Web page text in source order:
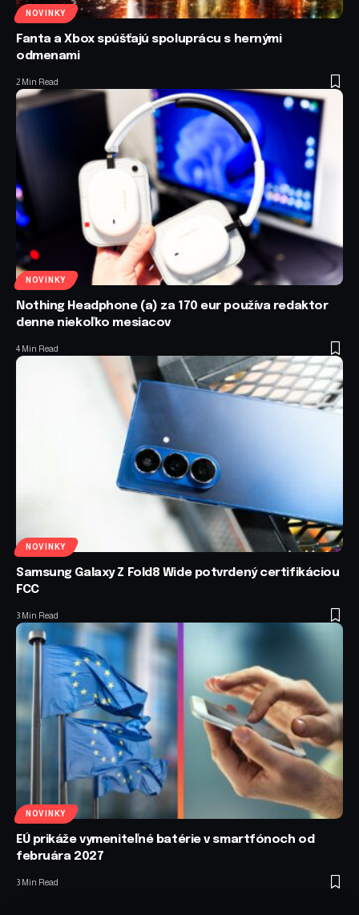
NOVINKY
Fanta a Xbox spúšťajú spoluprácu s hernými
odmenami
2 Min Read
NOVINKY
Nothing Headphone (a) za 170 eur používa redaktor
denne niekoľko mesiacov
4 Min Read
NOVINKY
Samsung Galaxy Z Fold8 Wide potvrdený certifikáciou
FCC
3 Min Read
NOVINKY
EÚ prikáže vymeniteľné batérie v smartfónoch od
februára 2027
3 Min Read